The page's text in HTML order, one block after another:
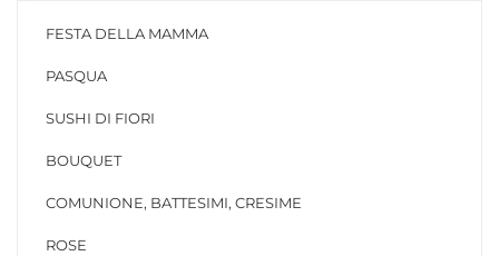
FESTA DELLA MAMMA
PASQUA
SUSHI DI FIORI
BOUQUET
COMUNIONE, BATTESIMI, CRESIME
ROSE